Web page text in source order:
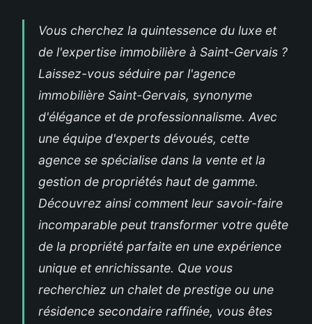
Vous cherchez la quintessence du luxe et
de l'expertise immobilière à Saint-Gervais ?
Laissez-vous séduire par l'agence
immobilière Saint-Gervais, synonyme
d'élégance et de professionnalisme. Avec
une équipe d'experts dévoués, cette
agence se spécialise dans la vente et la
gestion de propriétés haut de gamme.
Découvrez ainsi comment leur savoir-faire
incomparable peut transformer votre quête
de la propriété parfaite en une expérience
unique et enrichissante. Que vous
recherchiez un chalet de prestige ou une
résidence secondaire raffinée, vous êtes